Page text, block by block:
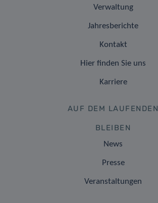
Verwaltung
Jahresberichte
Kontakt
Hier finden Sie uns
Karriere
AUF DEM LAUFENDEN
BLEIBEN
News
Presse
Veranstaltungen